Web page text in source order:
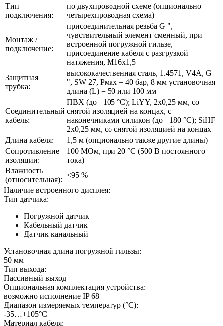
Тип
подключения:
по двухпроводной схеме (опционально –
четырехпроводная схема)
Монтаж /
подключение:
присоединительная резьба G ",
чувствительный элемент сменный, при
встроенной погружной гильзе,
присоединение кабеля с разгрузкой
натяжения, М16x1,5
Защитная
трубка:
высококачественная сталь, 1.4571, V4A, G
", SW 27, Рмax = 40 бар, 8 мм установочная
длина (L) = 50 или 100 мм
Соединительный
кабель:
ПВХ (до +105 °C); LiYY, 2x0,25 мм, со
снятой изоляцией на концах, с
наконечниками силикон (до +180 °C); SiHF
2x0,25 мм, со снятой изоляцией на концах
Длина кабеля:
1,5 м (опционально также другие длины)
Сопротивление
изоляции:
100 МОм, при 20 °C (500 В постоянного
тока)
Влажность
(относительная):
<95 %
Наличие встроенного дисплея:
Тип датчика:
Погружной датчик
Кабельный датчик
Датчик канальный
Установочная длина погружной гильзы:
50 мм
Тип выхода:
Пассивный выход
Опциональная комплектация устройства:
возможно исполнение IP 68
Диапазон измеряемых температур (°С):
-35…+105°С
Материал кабеля: